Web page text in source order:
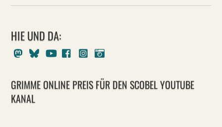
HIE UND DA:
MastodonBlueskyYoutubeFacebookInstagram
GRIMME ONLINE PREIS FÜR DEN SCOBEL YOUTUBE
KANAL